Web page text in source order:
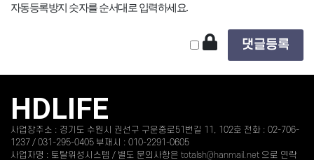
자동등록방지 숫자를 순서대로 입력하세요.
HDLIFE
사업장주소 : 경기도 수원시 권선구 구운중로51번길 11, 102호 전화 : 02-706-
1237 / 031-295-0405 부재시 : 010-2291-0605
사업자명 : 토탈위성시스템 / 별도 문의사항은 totalsh@hanmail.net 으로 연락